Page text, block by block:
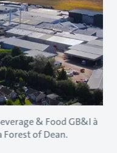
& Food GB&I à
Forest of Dean.